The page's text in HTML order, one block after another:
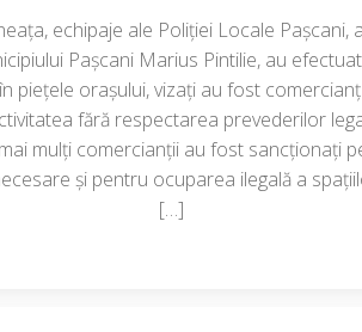
echipaje ale Poliției Locale Pașcani,
Pașcani Marius Pintilie, au
piețele orașului, vizați au fost
fără respectarea prevederilor
mulți comercianții au fost sancționați
și pentru ocuparea ilegală a
[…]